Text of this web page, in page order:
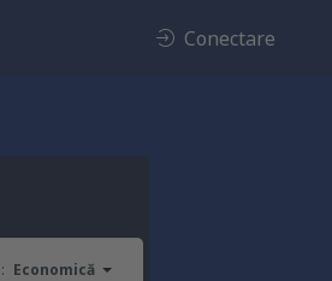
Conectare
Economică